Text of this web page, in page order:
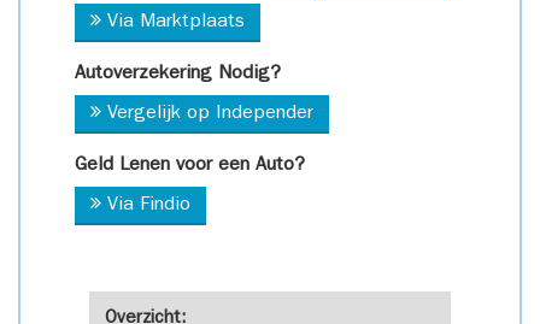
Overzicht:
Via Marktplaats
Autoverzekering Nodig?
Vergelijk op Independer
Geld Lenen voor een Auto?
Via Findio